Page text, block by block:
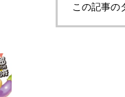
この記事の